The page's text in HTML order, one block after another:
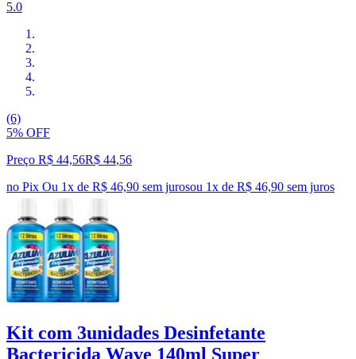
5.0
(6)
5% OFF
Preço R$ 44,56R$ 44,56
no Pix Ou 1x de R$ 46,90 sem jurosou 1x de R$ 46,90 sem juros
Kit com 3unidades Desinfetante
Bactericida Wave 140ml Super